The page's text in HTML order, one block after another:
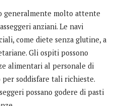
generalmente molto attente
anziani. Le navi
come diete senza glutine, a
Gli ospiti possono
alimentari al personale di
per soddisfare tali richieste.
possano godere di pasti